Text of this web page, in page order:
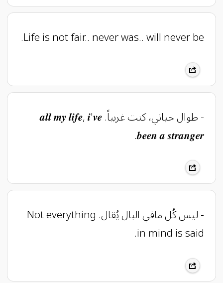
Life is not fair.. never was.. will never be.
- طوال حياتي، كنت غريباً. 𝒂𝒍𝒍 𝒎𝒚 𝒍𝒊𝒇𝒆, 𝒊'𝒗𝒆
𝒃𝒆𝒆𝒏 𝒂 𝒔𝒕𝒓𝒂𝒏𝒈𝒆𝒓.
- ليس كُل مافي البال يُقال. Not everything
in mind is said.